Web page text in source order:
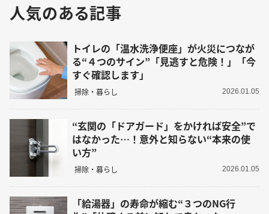
人気のある記事
トイレの「温水洗浄便座」が火災につなが
る“４つのサイン”「見逃すと危険！」「今
すぐ確認します」
掃除・暮らし 2026.01.05
“玄関の「ドアガード」をかければ安全”で
はなかった…！意外と知らない“本来の使
い方”
掃除・暮らし 2026.01.05
「給湯器」の寿命が縮む“３つのNG行